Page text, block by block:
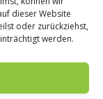
dieser Website
oder zurückziehst,
werden.